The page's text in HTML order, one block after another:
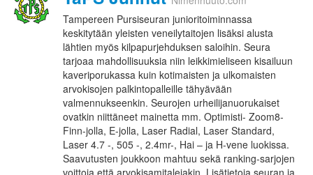
Tampereen Pursiseuran junioritoiminnassa
keskitytään yleisten veneilytaitojen lisäksi alusta
lähtien myös kilpapurjehduksen saloihin. Seura
tarjoaa mahdollisuuksia niin leikkimieliseen kisailuun
kaveriporukassa kuin kotimaisten ja ulkomaisten
arvokisojen palkintopalleille tähyävään
valmennukseenkin. Seurojen urheilijanuorukaiset
ovatkin niittäneet mainetta mm. Optimisti- Zoom8-
Finn-jolla, E-jolla, Laser Radial, Laser Standard,
Laser 4.7 -, 505 -, 2.4mr-, Hai – ja H-vene luokissa.
Saavutusten joukkoon mahtuu sekä ranking-sarjojen